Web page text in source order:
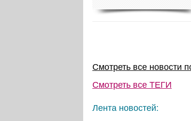
Смотреть все новости
Смотреть все ТЕГИ
Лента новостей: